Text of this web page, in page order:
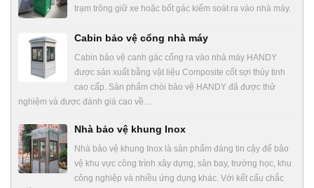
trạm trông giữ xe hoặc bốt gác kiểm soát ra vào nhà máy.
Cabin bảo vệ cổng nhà máy
Cabin bảo vệ canh gác cổng ra vào nhà máy HANDY
được sản xuất bằng vật liệu Composite cốt sợi thủy tinh
cao cấp. Sản phẩm chòi bảo vệ HANDY đã được thử
nghiệm và được đánh giá cao về…
Nhà bảo vệ khung Inox
Nhà bảo vệ khung Inox là sản phẩm đáng tin cậy để bảo
vệ khu vực công trình xây dựng, sân bay, trường học, khu
công nghiệp và nhiều ứng dụng khác. Với kết cấu chắc